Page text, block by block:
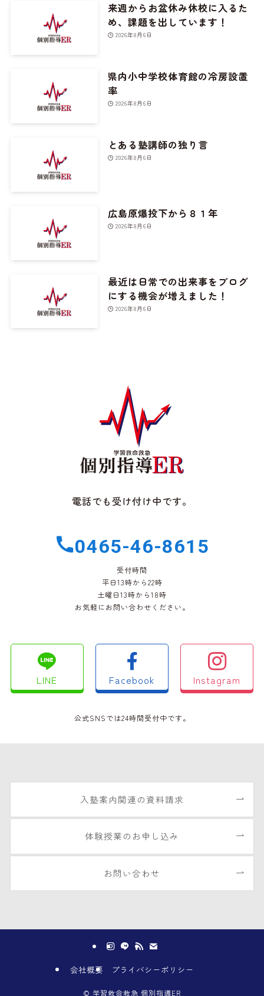
来週からお盆休み休校に入るた
め、課題を出しています！
2026年8月6日
県内小中学校体育館の冷房設置
率
2026年8月6日
とある塾講師の独り言
2026年8月6日
広島原爆投下から８１年
2026年8月6日
最近は日常での出来事をブログ
にする機会が増えました！
2026年8月6日
電話でも受け付け中です。
0465-46-8615
受付時間
平日13時から22時
土曜日13時から18時
お気軽にお問い合わせください。
LINE Facebook Instagram
公式SNSでは24時間受付中です。
入塾案内関連の資料請求
体験授業のお申し込み
お問い合わせ
会社概要 プライバシーポリシー
© 学習救命救急 個別指導ER